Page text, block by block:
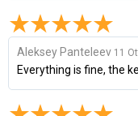
Aleksey Panteleev 11
Everything is fine, the